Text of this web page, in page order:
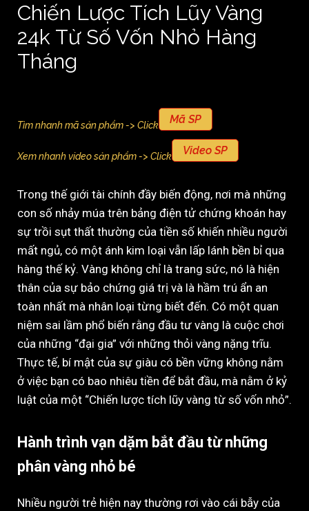
Chiến Lược Tích Lũy Vàng
24k Từ Số Vốn Nhỏ Hàng
Tháng
Tìm nhanh mã sản phẩm -> Click Mã SP
Xem nhanh video sản phẩm -> Click Video SP
Trong thế giới tài chính đầy biến động, nơi mà những
con số nhảy múa trên bảng điện tử chứng khoán hay
sự trồi sụt thất thường của tiền số khiến nhiều người
mất ngủ, có một ánh kim loại vẫn lấp lánh bền bỉ qua
hàng thế kỷ. Vàng không chỉ là trang sức, nó là hiện
thân của sự bảo chứng giá trị và là hầm trú ẩn an
toàn nhất mà nhân loại từng biết đến. Có một quan
niệm sai lầm phổ biến rằng đầu tư vàng là cuộc chơi
của những “đại gia” với những thỏi vàng nặng trĩu.
Thực tế, bí mật của sự giàu có bền vững không nằm
ở việc bạn có bao nhiêu tiền để bắt đầu, mà nằm ở kỷ
luật của một “Chiến lược tích lũy vàng từ số vốn nhỏ”.
Hành trình vạn dặm bắt đầu từ những
phân vàng nhỏ bé
Nhiều người trẻ hiện nay thường rơi vào cái bẫy của